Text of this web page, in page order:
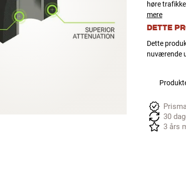
høre
mere
DETTE
Dette
nuværende
30
3 års